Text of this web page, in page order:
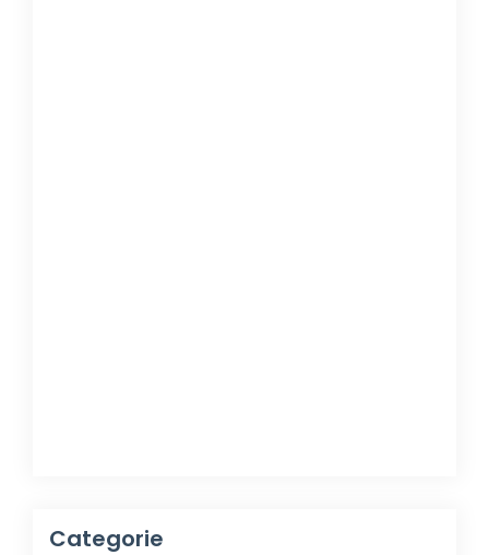
Categorie